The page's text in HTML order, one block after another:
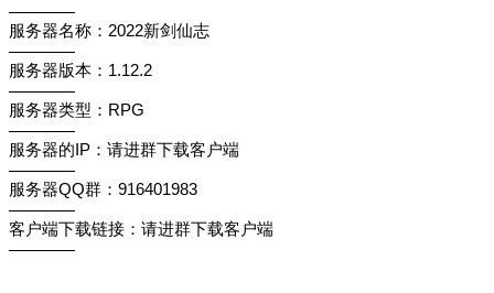
————
服务器名称：2022新剑仙志
————
服务器版本：1.12.2
————
服务器类型：RPG
————
服务器的IP：请进群下载客户端
————
服务器QQ群：916401983
————
客户端下载链接：请进群下载客户端
————